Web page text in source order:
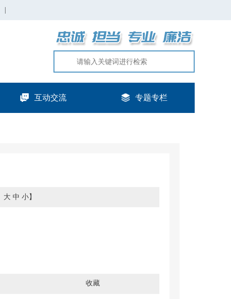
互动交流 专题专栏
大 中 小】
收藏